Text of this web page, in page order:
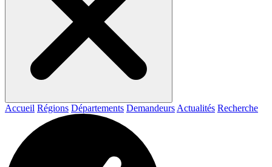
Accueil Régions Départements Demandeurs Actualités Recherche